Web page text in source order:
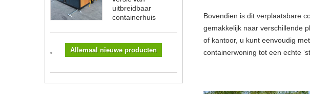
uitbreidbaar
containerhuis
Allemaal nieuwe producten
Bovendien is dit verplaatsbare
gemakkelijk naar verschillende
of kantoor, u kunt eenvoudig
containerwoning tot een echte